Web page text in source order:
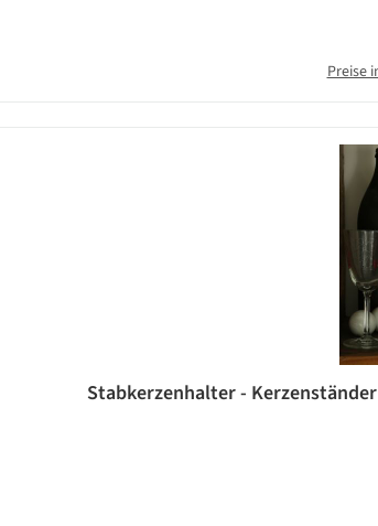
Preise
Stabkerzenhalter -